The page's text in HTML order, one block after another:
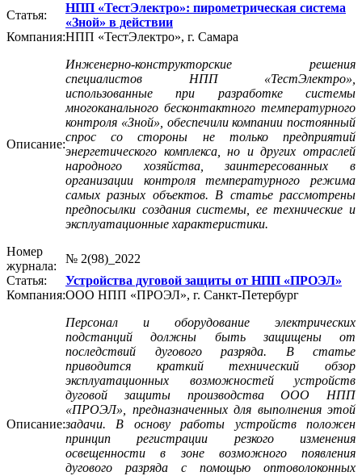
Статья:
НПП «ТестЭлектро»: пирометрическая система
«Зной» в действии
Компания:НПП «ТестЭлектро», г. Самара
Описание:
Инженерно-конструкторские решения
специалистов НПП «ТестЭлектро»,
использованные при разработке системы
многоканального бесконтактного температурного
контроля «Зной», обеспечили компании постоянный
спрос со стороны не только предприятий
энергетического комплекса, но и других отраслей
народного хозяйства, заинтересованных в
организации контроля температурного режима
самых разных объектов. В статье рассмотрены
предпосылки создания системы, ее технические и
эксплуатационные характеристики.
Номер
журнала:
№ 2(98)_2022
Статья:
Устройства дуговой защиты от НПП «ПРОЭЛ»
Компания:ООО НПП «ПРОЭЛ», г. Санкт-Петербург
Описание:
Персонал и оборудование электрических
подстанций должны быть защищены от
последствий дугового разряда. В статье
приводится краткий технический обзор
эксплуатационных возможностей устройств
дуговой защиты производства ООО НПП
«ПРОЭЛ», предназначенных для выполнения этой
задачи. В основу работы устройств положен
принцип регистрации резкого изменения
освещенности в зоне возможного появления
дугового разряда с помощью оптоволоконных